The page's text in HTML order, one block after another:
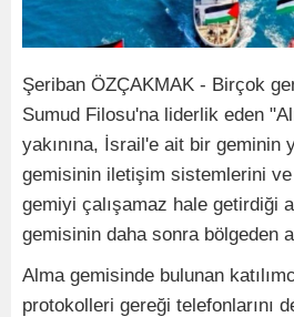
Şeriban ÖZÇAKMAK - Birçok
Sumud Filosu'na liderlik eden
yakınına, İsrail'e ait bir geminin
gemisinin iletişim sistemlerini
gemiyi çalışamaz hale getirdiği
gemisinin daha sonra bölgeden
Alma gemisinde bulunan
protokolleri gereği telefonlarını